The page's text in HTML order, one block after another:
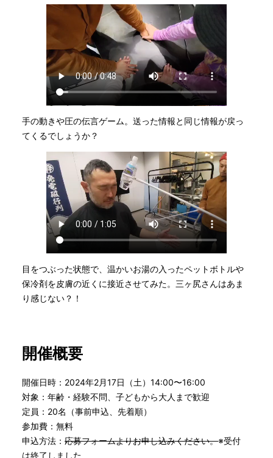
手の動きや圧の伝言ゲーム。送った情報と同じ情報が戻っ
てくるでしょうか？
目をつぶった状態で、温かいお湯の入ったペットボトルや
保冷剤を皮膚の近くに接近させてみた。三ヶ尻さんはあま
り感じない？！
開催概要
開催日時：2024年2月17日（土）14:00〜16:00
対象：年齢・経験不問、子どもから大人まで歓迎
定員：20名（事前申込、先着順）
参加費：無料
申込方法： 応募フォームよりお申し込みください。※受付
は終了しました